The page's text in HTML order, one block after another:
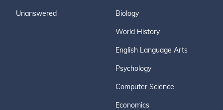
Unanswered Biology
World History
English Language Arts
Psychology
Computer Science
Economics